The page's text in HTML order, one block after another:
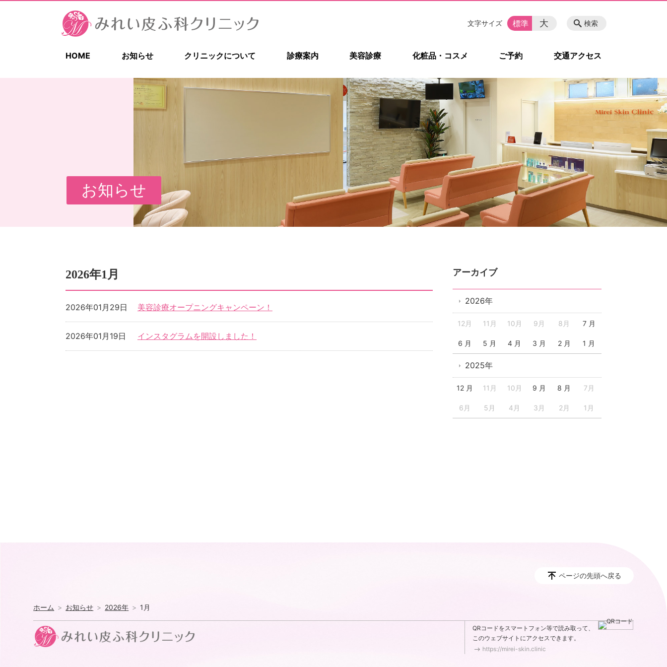
HOME お知らせ クリニックについて 診療案内 美容診療 化粧品・コスメ ご予約 交通アクセス
検索
文字サイズ 標準 大
お知らせ
2026年1月
美容診療オープニングキャンペーン！
2026年01月29日
インスタグラムを開設しました！
2026年01月19日
アーカイブ
2026年
12月 11月 10月 9月 8月 7 月
6 月 5 月 4 月 3 月 2 月 1 月
2025年
12 月 11月 10月 9 月 8 月 7月
6月 5月 4月 3月 2月 1月
ページの先頭へ戻る
ホーム お知らせ 2026年 1月
QRコードをスマートフォン等で読み取って、
このウェブサイトにアクセスできます。
https://mirei-skin.clinic